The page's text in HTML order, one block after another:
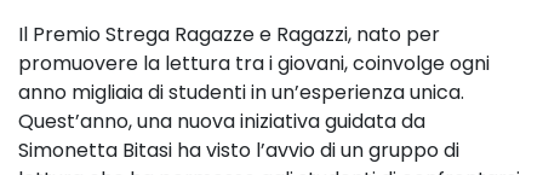
Il Premio Strega Ragazze e Ragazzi, nato per
promuovere la lettura tra i giovani, coinvolge ogni
anno migliaia di studenti in un’esperienza unica.
Quest’anno, una nuova iniziativa guidata da
Simonetta Bitasi ha visto l’avvio di un gruppo di